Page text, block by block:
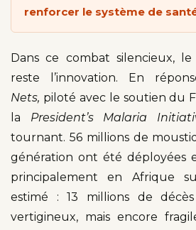
renforcer le système de
Dans ce combat silencieux,
reste l’innovation. En
Nets, piloté avec le soutien du
la President’s Malaria
tournant. 56 millions de
génération ont été déployées
principalement en Afrique
estimé : 13 millions de
vertigineux, mais encore